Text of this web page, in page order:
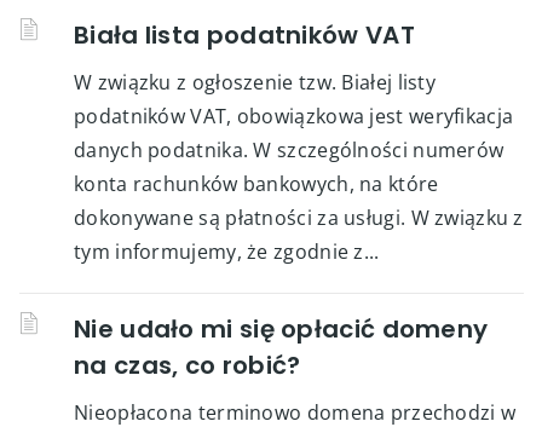
Biała lista podatników VAT
W związku z ogłoszenie tzw. Białej listy
podatników VAT, obowiązkowa jest weryfikacja
danych podatnika. W szczególności numerów
konta rachunków bankowych, na które
dokonywane są płatności za usługi. W związku z
tym informujemy, że zgodnie z...
Nie udało mi się opłacić domeny
na czas, co robić?
Nieopłacona terminowo domena przechodzi w